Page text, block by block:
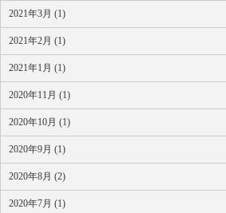
2021年3月 (1)
2021年2月 (1)
2021年1月 (1)
2020年11月 (1)
2020年10月 (1)
2020年9月 (1)
2020年8月 (2)
2020年7月 (1)